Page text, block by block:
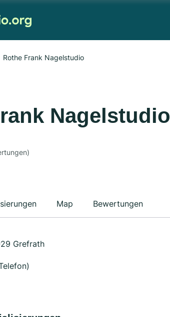
Rothe Frank Nagelstudio
Nagelstudio
Map Bewertungen
Grefrath